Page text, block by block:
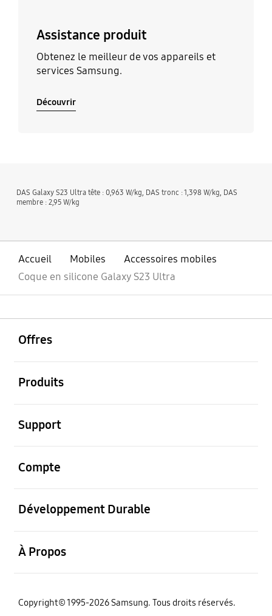
Assistance produit
Obtenez le meilleur de vos appareils et
services Samsung.
Découvrir
DAS Galaxy S23 Ultra tête : 0,963 W/kg, DAS tronc : 1,398 W/kg, DAS
membre : 2,95 W/kg
Accueil Mobiles
Accessoires mobiles
Coque en silicone Galaxy S23 Ultra
Offres
Produits
Support
Compte
Développement Durable
À Propos
‌Copyright© 1995-2026 Samsung. Tous droits réservés.